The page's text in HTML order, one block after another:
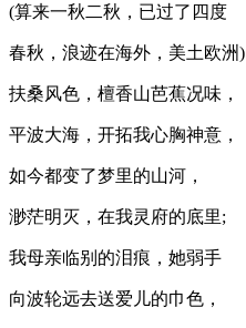
(算来一秋二秋，已过了四度
春秋，浪迹在海外，美土欧洲)
扶桑风色，檀香山芭蕉况味，
平波大海，开拓我心胸神意，
如今都变了梦里的山河，
渺茫明灭，在我灵府的底里;
我母亲临别的泪痕，她弱手
向波轮远去送爱儿的巾色，